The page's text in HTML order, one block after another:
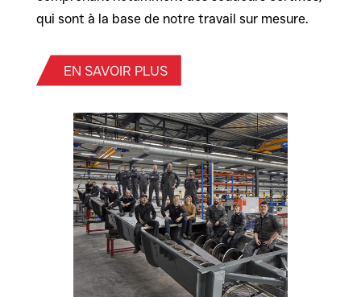
qui sont à la base de notre travail sur mesure.
EN SAVOIR PLUS